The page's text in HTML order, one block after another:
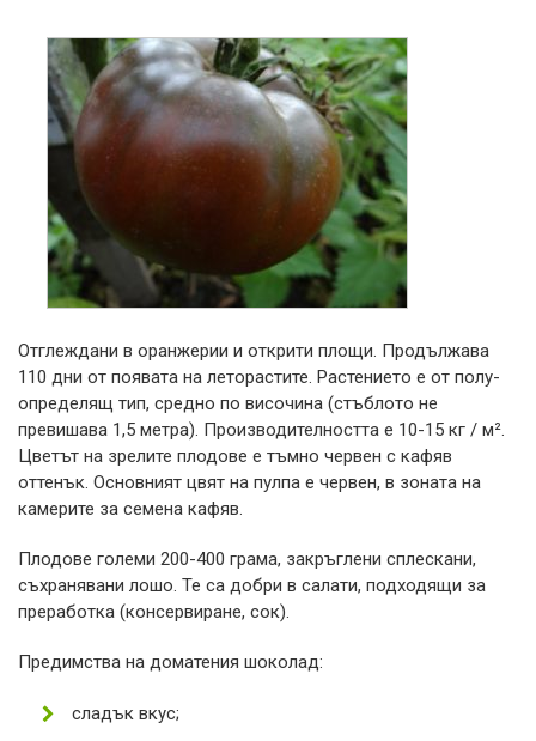
Отглеждани в оранжерии и открити площи. Продължава
110 дни от появата на леторастите. Растението е от полу-
определящ тип, средно по височина (стъблото не
превишава 1,5 метра). Производителността е 10-15 кг / м².
Цветът на зрелите плодове е тъмно червен с кафяв
оттенък. Основният цвят на пулпа е червен, в зоната на
камерите за семена кафяв.
Плодове големи 200-400 грама, закръглени сплескани,
съхранявани лошо. Те са добри в салати, подходящи за
преработка (консервиране, сок).
Предимства на доматения шоколад:
сладък вкус;